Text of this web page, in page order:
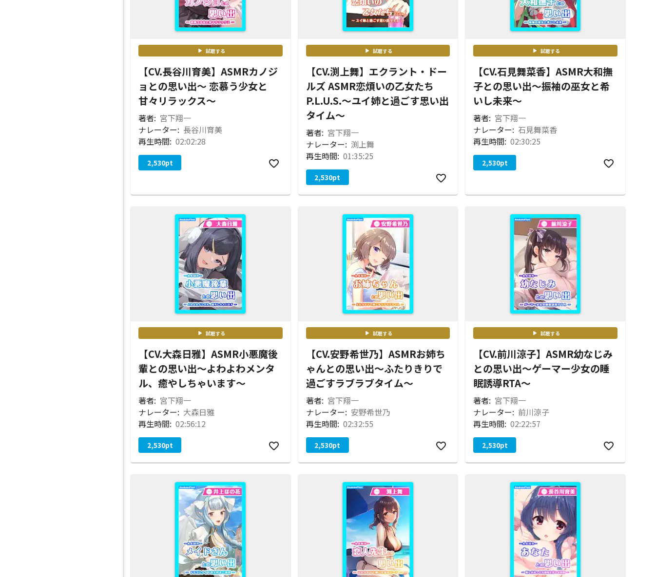
試聴する
【CV.長谷川育美】ASMRカノジ
ョとの思い出～ 恋慕う少女と
甘々リラックス～
著者: 宮下翔一
ナレーター: 長谷川育美
再生時間: 02:02:28
2,530pt
試聴する
【CV.渕上舞】エクラント・ドー
ルズ ASMR恋煩いの乙女たち
P.L.U.S.〜ユイ姉と過ごす思い出
タイム〜
著者: 宮下翔一
ナレーター: 渕上舞
再生時間: 01:35:25
2,530pt
試聴する
【CV.石見舞菜香】ASMR大和撫
子との思い出〜振袖の巫女と希
いし未来〜
著者: 宮下翔一
ナレーター: 石見舞菜香
再生時間: 02:30:25
2,530pt
試聴する
【CV.大森日雅】ASMR小悪魔後
輩との思い出～よわよわメンタ
ル、癒やしちゃいます～
著者: 宮下翔一
ナレーター: 大森日雅
再生時間: 02:56:12
2,530pt
試聴する
【CV.安野希世乃】ASMRお姉ち
ゃんとの思い出～ふたりきりで
過ごすラブラブタイム～
著者: 宮下翔一
ナレーター: 安野希世乃
再生時間: 02:32:55
2,530pt
試聴する
【CV.前川涼子】ASMR幼なじみ
との思い出〜ゲーマー少女の睡
眠誘導RTA〜
著者: 宮下翔一
ナレーター: 前川涼子
再生時間: 02:22:57
2,530pt